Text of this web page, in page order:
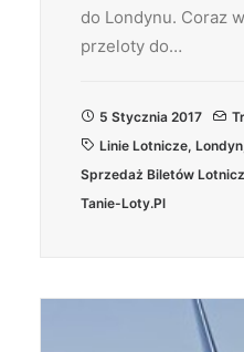
do Londynu. Coraz
przeloty do…
5 Stycznia 2017
Linie Lotnicze, Londyn
Sprzedaż Biletów
Tanie-Loty.pl